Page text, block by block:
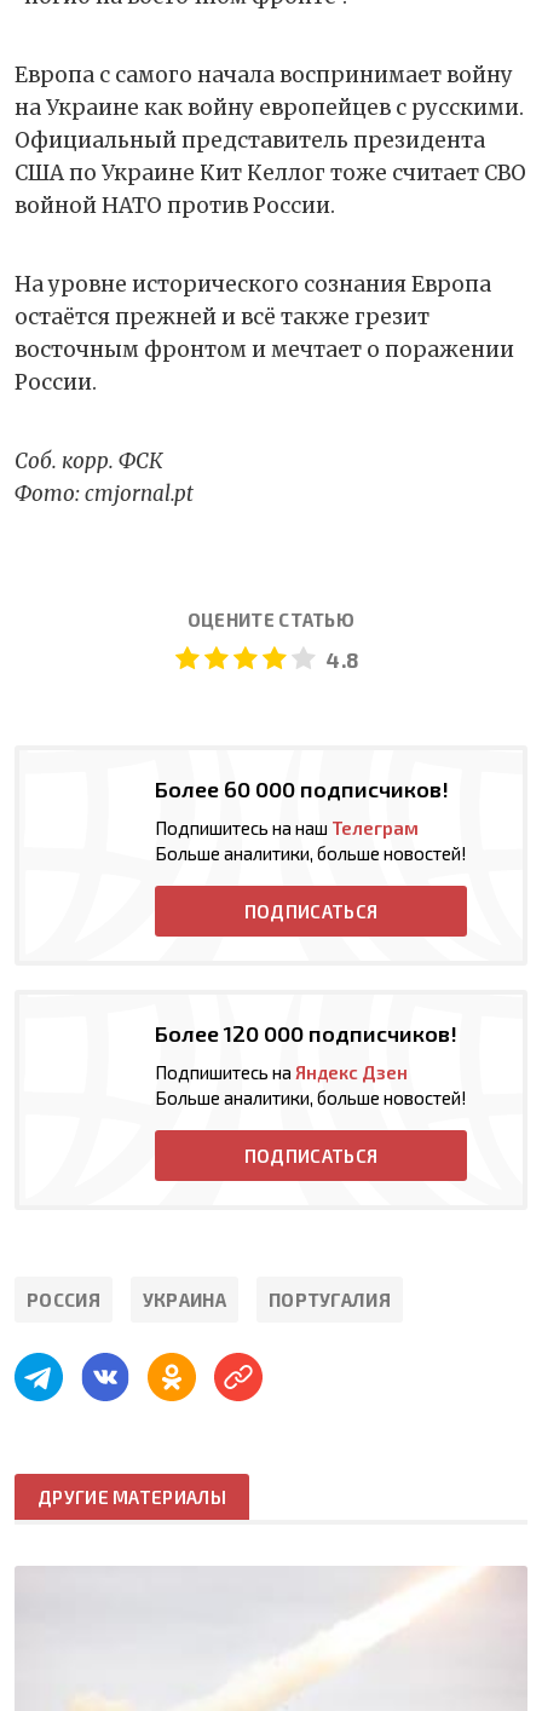
Европа с самого начала воспринимает войну
на Украине как войну европейцев с русскими.
Официальный представитель президента
США по Украине Кит Келлог тоже считает СВО
войной НАТО против России.
На уровне исторического сознания Европа
остаётся прежней и всё также грезит
восточным фронтом и мечтает о поражении
России.
Соб. корр. ФСК
Фото: cmjornal.pt
ОЦЕНИТЕ СТАТЬЮ
4.8
Более 60 000 подписчиков!
Подпишитесь на наш Телеграм
Больше аналитики, больше новостей!
ПОДПИСАТЬСЯ
Более 120 000 подписчиков!
Подпишитесь на Яндекс Дзен
Больше аналитики, больше новостей!
ПОДПИСАТЬСЯ
РОССИЯ УКРАИНА ПОРТУГАЛИЯ
ДРУГИЕ МАТЕРИАЛЫ